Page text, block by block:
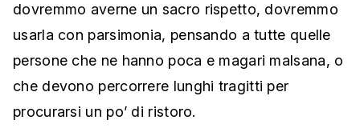
dovremmo averne un sacro rispetto, dovremmo
usarla con parsimonia, pensando a tutte quelle
persone che ne hanno poca e magari malsana, o
che devono percorrere lunghi tragitti per
procurarsi un po’ di ristoro.